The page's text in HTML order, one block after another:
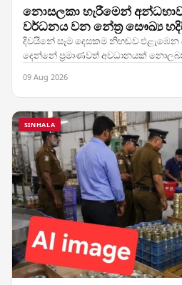
නොසලකා හැරීමෙන්
වර්ධනය වන නේත්‍ර සෞඛ්‍ය
දිවයිනේ සෑම දෙසකම නිහඬව එළැඹෙන
දෙන්නේ ප්‍රමාණවත් අවධානයක්
09 Aug 2026
SINHALA